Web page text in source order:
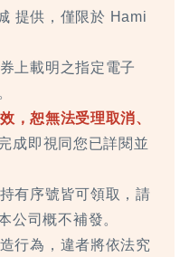
提供，僅限於 Hami
上載明之指定電子
，恕無法受理取消、
成即視同您已詳閱並
有序號皆可領取，請
公司概不補發。
行為，違者將依法究